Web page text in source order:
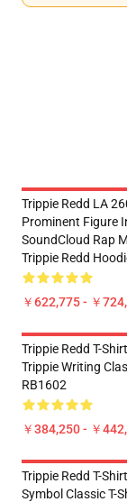
Trippie Redd LA
Prominent Figure
SoundCloud Rap
Trippie Redd
￥622,775 - ￥
Trippie Redd T-
Trippie Writing
RB1602
￥384,250 - ￥
Trippie Redd T-
Symbol Classic T-